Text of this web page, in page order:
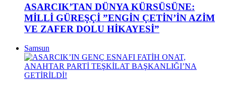
ASARCIK’TAN DÜNYA KÜRSÜSÜNE:
MİLLİ GÜREŞÇİ ”ENGİN ÇETİN’İN AZİM
VE ZAFER DOLU HİKAYESİ”
Samsun